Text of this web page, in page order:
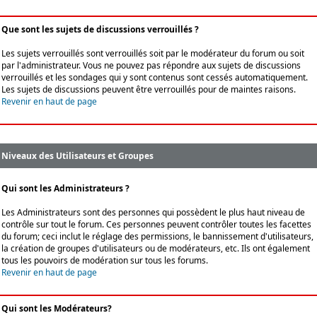
Que sont les sujets de discussions verrouillés ?
Les sujets verrouillés sont verrouillés soit par le modérateur du forum ou soit
par l'administrateur. Vous ne pouvez pas répondre aux sujets de discussions
verrouillés et les sondages qui y sont contenus sont cessés automatiquement.
Les sujets de discussions peuvent être verrouillés pour de maintes raisons.
Revenir en haut de page
Niveaux des Utilisateurs et Groupes
Qui sont les Administrateurs ?
Les Administrateurs sont des personnes qui possèdent le plus haut niveau de
contrôle sur tout le forum. Ces personnes peuvent contrôler toutes les facettes
du forum; ceci inclut le réglage des permissions, le bannissement d'utilisateurs,
la création de groupes d'utilisateurs ou de modérateurs, etc. Ils ont également
tous les pouvoirs de modération sur tous les forums.
Revenir en haut de page
Qui sont les Modérateurs?